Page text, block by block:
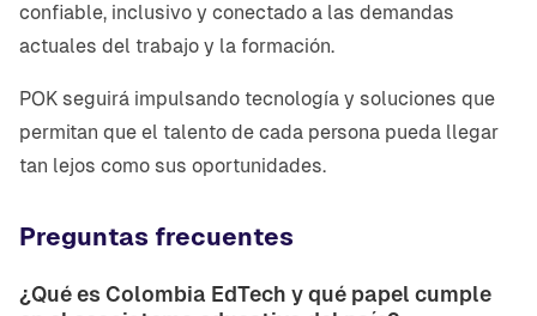
confiable, inclusivo y conectado a las demandas
actuales del trabajo y la formación.
POK seguirá impulsando tecnología y soluciones que
permitan que el talento de cada persona pueda llegar
tan lejos como sus oportunidades.
Preguntas frecuentes
¿Qué es Colombia EdTech y qué papel cumple